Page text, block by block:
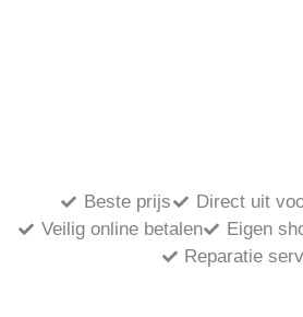
BILJARTS
BILJART MAKER AL
Beste prijs
Direct uit
Veilig online betalen
Eigen
Reparatie